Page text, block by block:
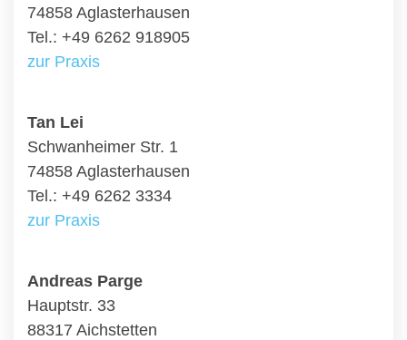
74858 Aglasterhausen
Tel.: +49 6262 918905
zur Praxis
Tan Lei
Schwanheimer Str. 1
74858 Aglasterhausen
Tel.: +49 6262 3334
zur Praxis
Andreas Parge
Hauptstr. 33
88317 Aichstetten